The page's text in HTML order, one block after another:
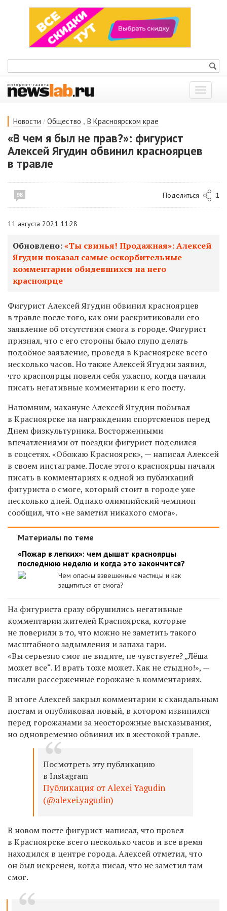
Показать
меню
Новости / Общество , В Красноярском крае
«В чем я был не прав?»: фигурист
Алексей Ягудин обвинил красноярцев
в травле
98 Поделиться 1
11 августа 2021 11:28
Обновлено:«Ты свинья! Продажная»: Алексей
Ягудин показал самые оскорбительные
комментарии обидевшихся на него
красноярце
Фигурист Алексей Ягудин обвинил красноярцев
в травле после того, как они раскритиковали его
заявление об отсутствии смога в городе. Фигурист
признал, что с его стороны было глупо делать
подобное заявление, проведя в Красноярске всего
несколько часов. Но также Алексей Ягудин заявил,
что красноярцы повели себя ужасно, когда начали
писать негативные комментарии к его посту.
Напомним, накануне Алексей Ягудин побывал
в Красноярске на награждении спортсменов перед
Днем физкультурника. Восторженными
впечатлениями от поездки фигурист поделился
в соцсетях. «Обожаю Красноярск», — написал Алексей
в своем инстаграме. После этого красноярцы начали
писать в комментариях к одной из публикаций
фигуриста о смоге, который стоит в городе уже
несколько дней. Однако олимпийский чемпион
сообщил, что «не заметил никакого смога».
Материалы по теме
«Пожар в легких»: чем дышат красноярцы
последнюю неделю и когда это закончится?
Чем опасны взвешенные частицы и как
защититься от смога?
На фигуриста сразу обрушились негативные
комментарии жителей Красноярска, которые
не поверили в то, что можно не заметить такого
масштабного задымления и запаха гари.
«Вы серьезно смог не видите, не чувствуете? „Лёша
может все“. И врать тоже может. Как не стыдно!», —
писали рассерженные горожане в комментариях.
В итоге Алексей закрыл комментарии к скандальным
постам и опубликовал новый, в котором извинился
перед горожанами за неосторожные высказывания,
но одновременно обвинил их в жестокой травле.
Посмотреть эту публикацию
в Instagram
Публикация от Alexei Yagudin
(@alexei.yagudin)
В новом посте фигурист написал, что провел
в Красноярске всего несколько часов и все время
находился в центре города. Алексей отметил, что
он был искренен, когда писал, что не заметил там
смог.